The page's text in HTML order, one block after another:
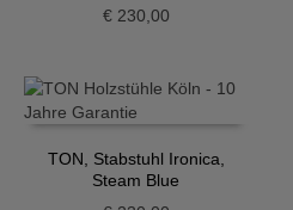
€230,00
TON, Stabstuhl Ironica,
Steam Blue